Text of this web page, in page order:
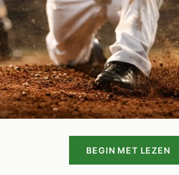
BEGIN MET LEZEN